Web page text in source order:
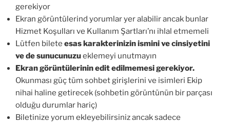
gerekiyor
Ekran görüntülerind yorumlar yer alabilir ancak bunlar
Hizmet Koşulları ve Kullanım Şartları’nı ihlal etmemeli
Lütfen bilete esas karakterinizin ismini ve cinsiyetini
ve de sunucunuzueklemeyi unutmayın
Ekran görüntülerinin edit edilmemesi gerekiyor.
Okunması güç tüm sohbet girişlerini ve isimleri Ekip
nihai haline getirecek (sohbetin görüntünün bir parçası
olduğu durumlar hariç)
Biletinize yorum ekleyebilirsiniz ancak sadece